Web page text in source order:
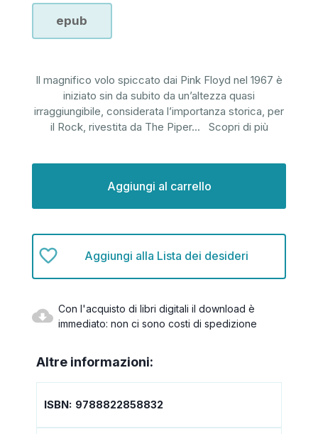
epub
Il magnifico volo spiccato dai Pink Floyd nel 1967 è
iniziato sin da subito da un’altezza quasi
irraggiungibile, considerata l’importanza storica, per
il Rock, rivestita da The Piper... Scopri di più
Aggiungi alla Lista dei desideri
Con l'acquisto di libri digitali il download è
immediato: non ci sono costi di spedizione
Altre informazioni:
ISBN: 9788822858832